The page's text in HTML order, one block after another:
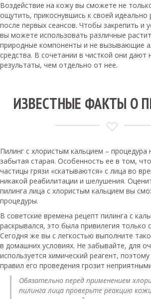
Воздействие на кожу вы сможете не
ощутить, прикоснувшись к своей
после первых сеансов. Чтобы закрепить и
вы можете использовать различные
природные компоненты и не вызывающие
средства. В сочетании в чисткой они дают
результаты, чем отдельно от нее.
ИЗВЕСТНЫЕ ФАКТЫ О
Пилинг с хлористым кальцием – процедура
забытая старая. Особенность ее в том,
частицы грязи «скатываются» с лица во
никакой реабилитации и шелушения.
пилинга лица с хлористым кальцием вы
процедуры.
В советские времена рецепт пилинга с
раскрывался, это была привилегия только
Сегодня же вы с легкостью выполните
в домашних условиях. Не забывайте, для
используется химический реагент,
правил его проведения грозит
Обязательно перед применением
пилинга лица проверьте реакцию